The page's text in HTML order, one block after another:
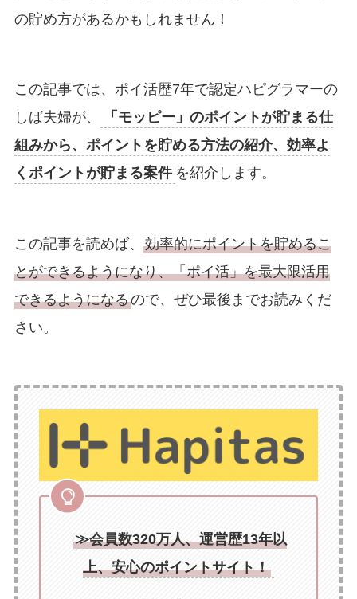
の貯め方があるかもしれません！
この記事では、ポイ活歴7年で認定ハピグラマーの
しば夫婦が、
「モッピー」のポイントが貯まる仕
組みから、ポイントを貯める方法の紹介、効率よ
くポイントが貯まる案件 を紹介します。
この記事を読めば、 効率的にポイントを貯めるこ
とができるようになり、「ポイ活」を最大限活用
できるようになるので、ぜひ最後までお読みくだ
さい。
≫会員数320万人、運営歴13年以
上、安心のポイントサイト！